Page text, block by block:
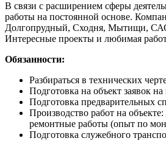
В связи с расширением сферы
работы на постоянной основе.
Долгопрудный, Сходня, Мытищи,
Интересные проекты и любимая
Обязанности:
Разбираться в технических
Подготовка на объект заявок
Подготовка предварительных
Производство работ на
ремонтные работы (опыт по
Подготовка служебного